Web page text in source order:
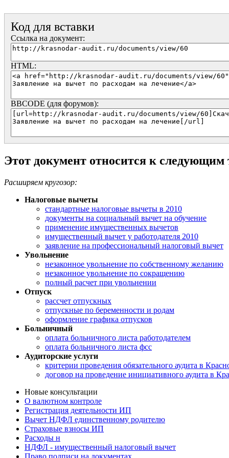
Код для вставки
Ссылка на документ:
HTML:
BBCODE (для форумов):
Этот документ относится к следующим
Расширяем кругозор:
Налоговые вычеты
стандартные налоговые вычеты в 2010
документы на социальный вычет на обучение
применение имущественных вычетов
имущественный вычет у работодателя 2010
заявление на профессиональный налоговый вычет
Увольнение
незаконное увольнение по собственному желанию
незаконное увольнение по сокращению
полный расчет при увольнении
Отпуск
рассчет отпускных
отпускные по беременности и родам
оформление графика отпусков
Больничный
оплата больничного листа работодателем
оплата больничного листа фсс
Аудиторские услуги
критерии проведения обязательного аудита в
договор на проведение инициативного аудита в
Новые консультации
О валютном контроле
Регистрация деятельности ИП
Вычет НДФЛ единственному родителю
Страховые взносы ИП
Расходы н
НДФЛ - имущественный налоговый вычет